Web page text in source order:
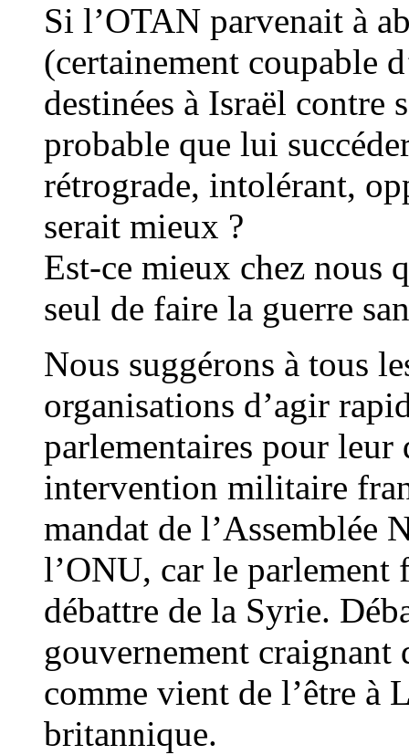
Si l’OTAN parvenait à
(certainement coupable
destinées à Israël contre
probable que lui
rétrograde, intolérant,
serait mieux ?
Est-ce mieux chez nous
seul de faire la guerre
Nous suggérons à tous
organisations d’agir
parlementaires pour leur
intervention militaire
mandat de l’Assemblée
l’ONU, car le parlement
débattre de la Syrie.
gouvernement craignant
comme vient de l’être à
britannique.